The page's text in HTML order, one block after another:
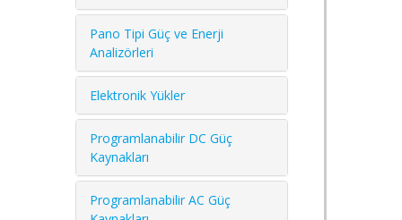
Pano Tipi Güç ve Enerji
Analizörleri
Elektronik Yükler
Programlanabilir DC Güç
Kaynakları
Programlanabilir AC Güç